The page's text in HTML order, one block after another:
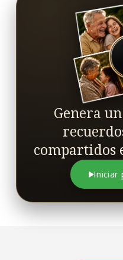
Genera
compartidos
Iniciar